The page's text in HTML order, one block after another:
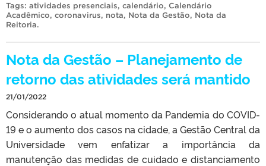
Tags: atividades presenciais, calendário, Calendário
Acadêmico, coronavirus, nota, Nota da Gestão, Nota da
Reitoria.
Nota da Gestão – Planejamento de
retorno das atividades será mantido
21/01/2022
Considerando o atual momento da Pandemia do COVID-
19 e o aumento dos casos na cidade, a Gestão Central da
Universidade vem enfatizar a importância da
manutenção das medidas de cuidado e distanciamento